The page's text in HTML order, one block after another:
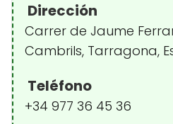
Dirección
Carrer de Jaume
Cambrils, Tarragona,
Teléfono
+34 977 36 45 36